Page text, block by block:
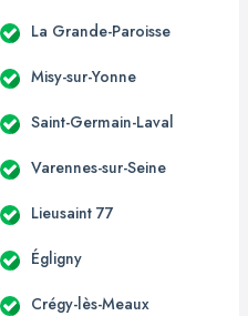
La Grande-Paroisse
Misy-sur-Yonne
Saint-Germain-Laval
Varennes-sur-Seine
Lieusaint 77
Égligny
Crégy-lès-Meaux